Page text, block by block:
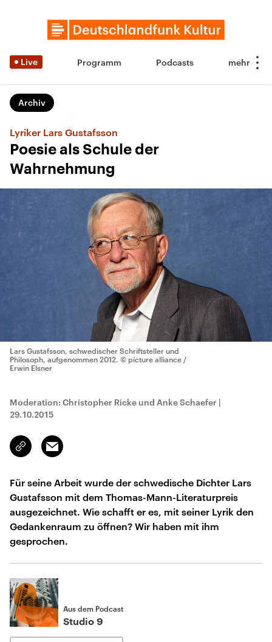
Live Programm Podcasts
Archiv
Lyriker Lars Gustafsson
Poesie als Schule der
Wahrnehmung
Lars Gustafsson, schwedischer Schriftsteller und
Philosoph, aufgenommen 2012. © picture alliance /
Erwin Elsner
Moderation: Christopher Ricke und Anke Schaefer |
29.10.2015
Link
kopieren/teilen
Email
Für seine Arbeit wurde der schwedische Dichter Lars
Gustafsson mit dem Thomas-Mann-Literaturpreis
ausgezeichnet. Wie schafft er es, mit seiner Lyrik den
Gedankenraum zu öffnen? Wir haben mit ihm
gesprochen.
Aus dem Podcast
Studio 9